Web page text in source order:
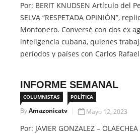
Por: BERIT KNUDSEN Artículo del
SELVA “RESPETADA OPINIÓN”,
Montonero. Conversé con dos ex
inteligencia cubana, quienes
períodos y países con Carlos
CONTINUE READING
COLUMNISTAS POLÍTICA
INFORME SEMANAL
ByAmazonicatv Mayo 12, 2023
Por: JAVIER GONZALEZ –